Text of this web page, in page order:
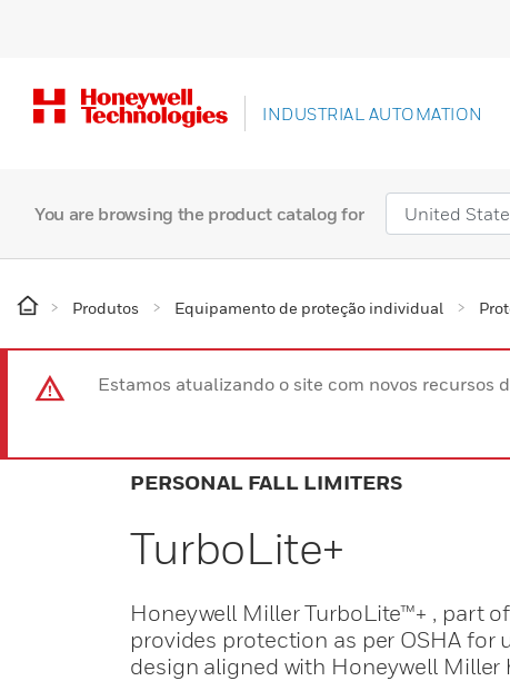
INDUSTRIAL AUTOMATION
You are browsing the product catalog for
Produtos Equipamento de proteção individual
Estamos atualizando o site com novos recursos
PERSONAL FALL LIMITERS
TurboLite+
Honeywell Miller TurboLite™+ , part
provides protection as per OSHA
design aligned with Honeywell Miller